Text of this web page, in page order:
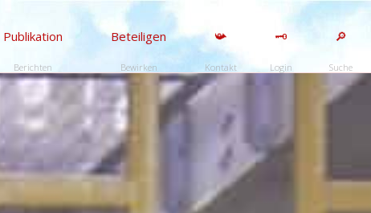
Publikation
Berichten
Beteiligen
Bewirken
📯
Kontakt
🗝️
Login
🔎
Suche